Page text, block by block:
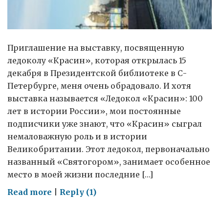
Приглашение на выставку, посвященную
ледоколу «Красин», которая открылась 15
декабря в Президентской библиотеке в С-
Петербурге, меня очень обрадовало. И хотя
выставка называется «Ледокол «Красин»: 100
лет в истории России», мои постоянные
подписчики уже знают, что «Красин» сыграл
немаловажную роль и в истории
Великобритании. Этот ледокол, первоначально
названный «Святогором», занимает особенное
место в моей жизни последние […]
Read more onReply (1)